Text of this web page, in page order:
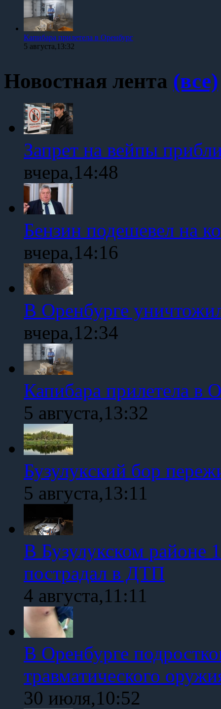
Капибара прилетела в Оренбург
5 августа,13:32
Новостная лента (все)
Запрет на вейпы
вчера,14:48
Бензин подешевел на
вчера,14:16
В Оренбурге
вчера,12:34
Капибара прилетела в
5 августа,13:32
Бузулукский бор
5 августа,13:11
В Бузулукском районе
пострадал в ДТП
4 августа,11:11
В Оренбурге
травматического
30 июля,10:52